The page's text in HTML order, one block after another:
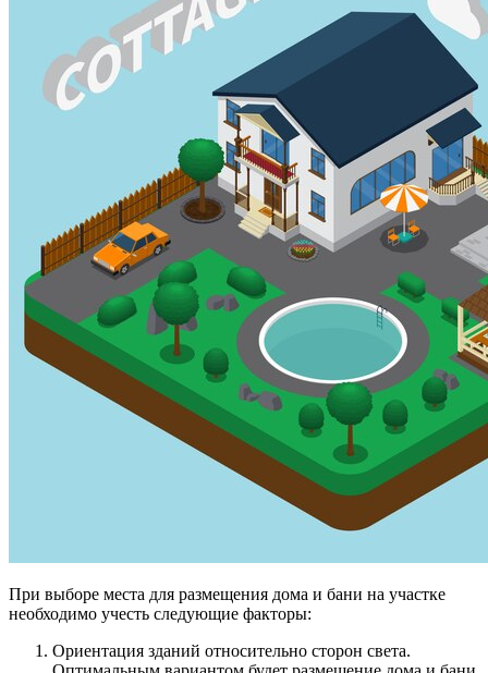
При выборе места для размещения дома и бани на участке
необходимо учесть следующие факторы:
Ориентация зданий относительно сторон света.